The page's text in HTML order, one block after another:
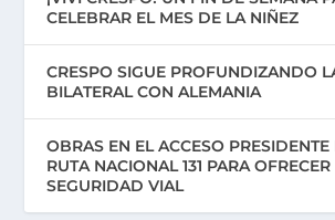
CELEBRAR EL MES DE LA NIÑEZ
CRESPO SIGUE PROFUNDIZANDO
BILATERAL CON ALEMANIA
OBRAS EN EL ACCESO PRESIDENTE
RUTA NACIONAL 131 PARA
SEGURIDAD VIAL